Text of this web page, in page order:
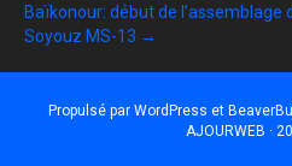
Baïkonour: début de l’assemblage
Soyouz MS-13 →
Propulsé par WordPress et
AJOURWEB ·